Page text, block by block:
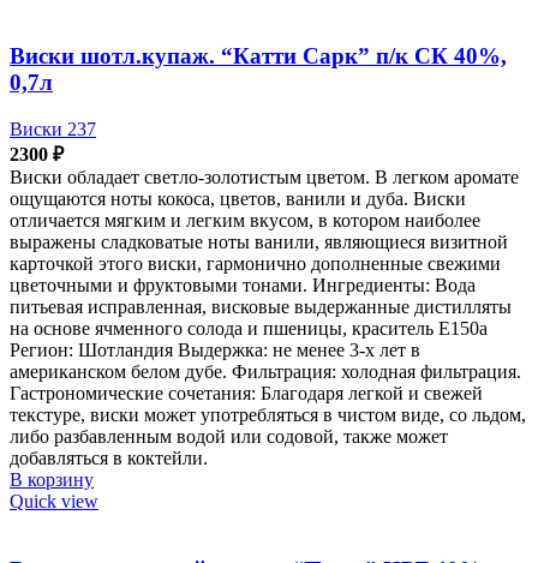
Виски шотл.купаж. “Катти Сарк” п/к СК 40%,
0,7л
Виски 237
2300 ₽
Виски обладает светло-золотистым цветом. В легком аромате
ощущаются ноты кокоса, цветов, ванили и дуба. Виски
отличается мягким и легким вкусом, в котором наиболее
выражены сладковатые ноты ванили, являющиеся визитной
карточкой этого виски, гармонично дополненные свежими
цветочными и фруктовыми тонами. Ингредиенты: Вода
питьевая исправленная, висковые выдержанные дистилляты
на основе ячменного солода и пшеницы, краситель Е150а
Регион: Шотландия Выдержка: не менее 3-х лет в
американском белом дубе. Фильтрация: холодная фильтрация.
Гастрономические сочетания: Благодаря легкой и свежей
текстуре, виски может употребляться в чистом виде, со льдом,
либо разбавленным водой или содовой, также может
добавляться в коктейли.
В корзину
Quick view